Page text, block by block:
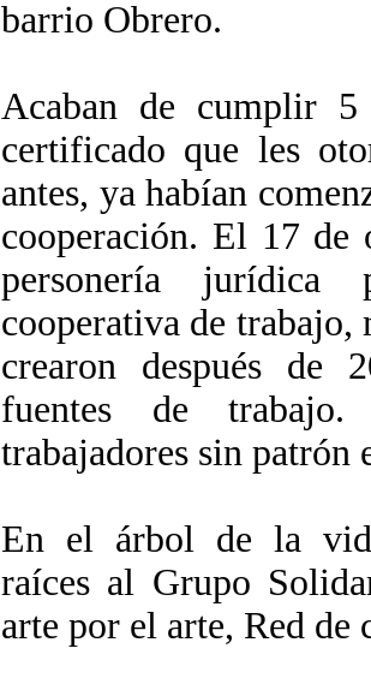
barrio Obrero.
Acaban de cumplir 5
certificado que les
antes, ya habían
cooperación. El 17 de
personería jurídica
cooperativa de trabajo,
crearon después de
fuentes de
trabajadores sin patrón
En el árbol de la
raíces al Grupo
arte por el arte, Red de